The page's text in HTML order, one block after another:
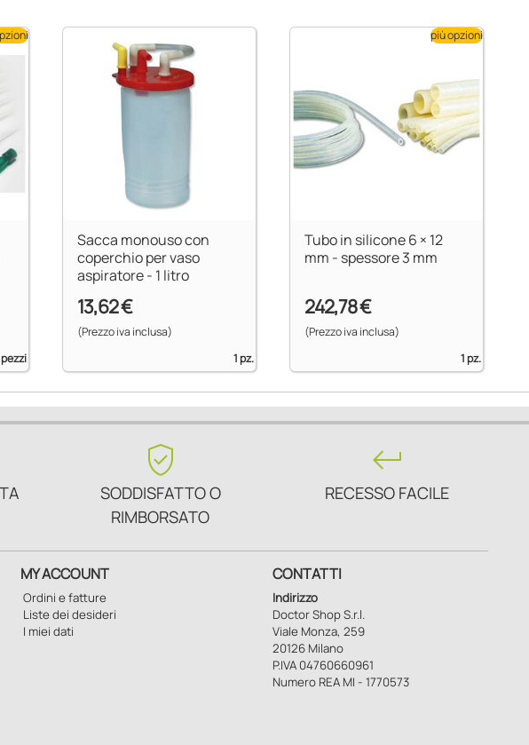
Sacca monouso con
coperchio per vaso
aspiratore - 1 litro
13,62 €
(Prezzo iva inclusa)
1 pz.
Tubo in silicone 6 × 12
mm - spessore 3 mm
242,78 €
(Prezzo iva inclusa)
1 pz.
più opzioni
verified_user
SODDISFATTO O
RIMBORSATO
keyboard_return
RECESSO FACILE
MY ACCOUNT
Ordini e fatture
Liste dei desideri
I miei dati
CONTATTI
Indirizzo
Doctor Shop S.r.l.
Viale Monza, 259
20126 Milano
P.IVA 04760660961
Numero REA MI - 1770573